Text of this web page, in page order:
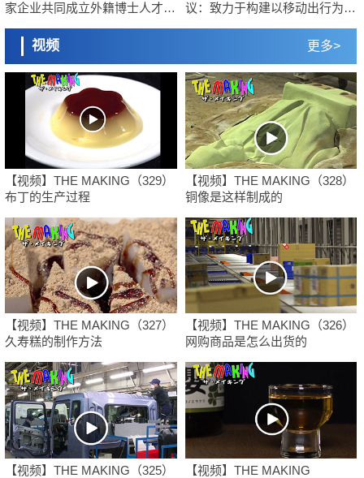
家企业共同成立外籍博士人才沙
接收
议：致力于构建以移动出行为起
视频 更多>
【视频】THE MAKING（329）
布丁的生产过程
【视频】THE MAKING（328）
铜像是这样制成的
【视频】THE MAKING（327）
久寿糕的制作方法
【视频】THE MAKING（326）
网购商品是怎么出货的
【视频】THE MAKING（325）
【视频】THE MAKING